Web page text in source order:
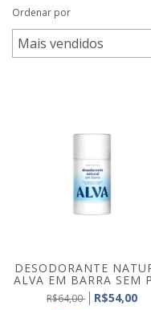
Ordenar por
DESODORANTE
ALVA EM BARRA SEM
R$64,00 R$54,00